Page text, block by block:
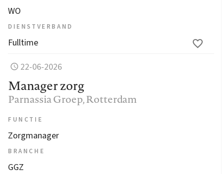
WO
DIENSTVERBAND
Fulltime
22-06-2026
Manager zorg
Parnassia Groep, Rotterdam
FUNCTIE
Zorgmanager
BRANCHE
GGZ